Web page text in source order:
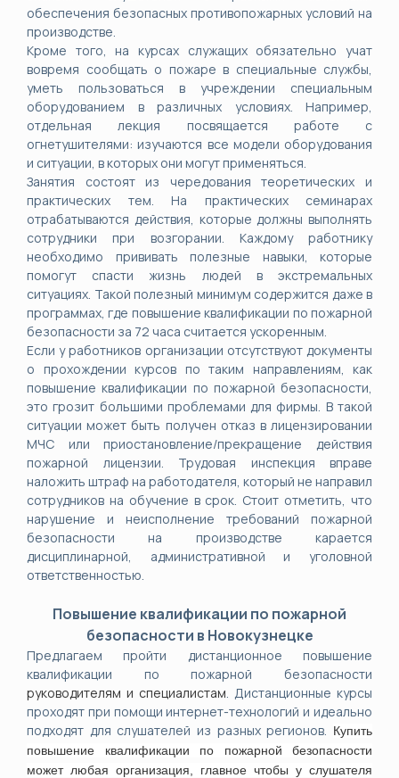
обеспечения безопасных противопожарных условий на
производстве.
Кроме того, на курсах служащих обязательно учат
вовремя сообщать о пожаре в специальные службы,
уметь пользоваться в учреждении специальным
оборудованием в различных условиях. Например,
отдельная лекция посвящается работе с
огнетушителями: изучаются все модели оборудования
и ситуации, в которых они могут применяться.
Занятия состоят из чередования теоретических и
практических тем. На практических семинарах
отрабатываются действия, которые должны выполнять
сотрудники при возгорании. Каждому работнику
необходимо прививать полезные навыки, которые
помогут спасти жизнь людей в экстремальных
ситуациях. Такой полезный минимум содержится даже в
программах, где повышение квалификации по пожарной
безопасности за 72 часа считается ускоренным.
Если у работников организации отсутствуют документы
о прохождении курсов по таким направлениям, как
повышение квалификации по пожарной безопасности,
это грозит большими проблемами для фирмы. В такой
ситуации может быть получен отказ в лицензировании
МЧС или приостановление/прекращение действия
пожарной лицензии. Трудовая инспекция вправе
наложить штраф на работодателя, который не направил
сотрудников на обучение в срок. Стоит отметить, что
нарушение и неисполнение требований пожарной
безопасности на производстве карается
дисциплинарной, административной и уголовной
ответственностью.
Повышение квалификации по пожарной
безопасности в Новокузнецке
Предлагаем пройти дистанционное повышение
квалификации по пожарной безопасности
руководителям и специалистам. Дистанционные курсы
проходят при помощи интернет-технологий и идеально
подходят для слушателей из разных регионов. Купить
повышение квалификации по пожарной безопасности
может любая организация, главное чтобы у слушателя